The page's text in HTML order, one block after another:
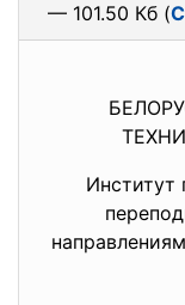
— 101.50 Кб (
Институт